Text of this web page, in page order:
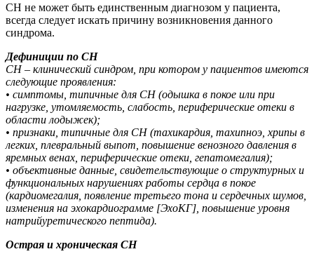
СН не может быть единственным диагнозом у пациента,
всегда следует искать причину возникновения данного
синдрома.
Дефиниции по СН
СН – клинический синдром, при котором у пациентов имеются
следующие проявления:
• симптомы, типичные для СН (одышка в покое или при
нагрузке, утомляемость, слабость, периферические отеки в
области лодыжек);
• признаки, типичные для СН (тахикардия, тахипноэ, хрипы в
легких, плевральный выпот, повышение венозного давления в
яремных венах, периферические отеки, гепатомегалия);
• объективные данные, свидетельствующие о структурных и
функциональных нарушениях работы сердца в покое
(кардиомегалия, появление третьего тона и сердечных шумов,
изменения на эхокардиограмме [ЭхоКГ], повышение уровня
натрийуретического пептида).
Острая и хроническая СН